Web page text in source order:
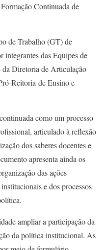
Continuada de
de Trabalho (GT) de
integrantes das Equipes de
da Diretoria de Articulação
Reitoria de Ensino e
como um processo
articulado à reflexão
dos saberes docentes e
apresenta ainda os
das ações
e dos processos
ampliar a participação da
da política institucional. As